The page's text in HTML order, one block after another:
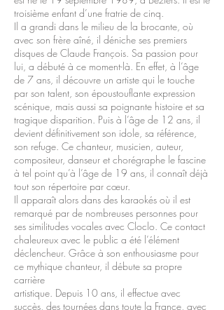
troisième enfant d’une fratrie de cinq.
Il a grandi dans le milieu de la brocante, où
avec son frère aîné, il déniche ses premiers
disques de Claude François. Sa passion pour
lui, a débuté à ce moment-là. En effet, à l’âge
de 7 ans, il découvre un artiste qui le touche
par son talent, son époustouflante expression
scénique, mais aussi sa poignante histoire et sa
tragique disparition. Puis à l’âge de 12 ans, il
devient définitivement son idole, sa référence,
son refuge. Ce chanteur, musicien, auteur,
compositeur, danseur et chorégraphe le fascine
à tel point qu’à l’âge de 19 ans, il connaît déjà
tout son répertoire par cœur.
Il apparaît alors dans des karaokés où il est
remarqué par de nombreuses personnes pour
ses similitudes vocales avec Cloclo. Ce contact
chaleureux avec le public a été l’élément
déclencheur. Grâce à son enthousiasme pour
ce mythique chanteur, il débute sa propre
carrière
artistique. Depuis 10 ans, il effectue avec
succès, des tournées dans toute la France, avec